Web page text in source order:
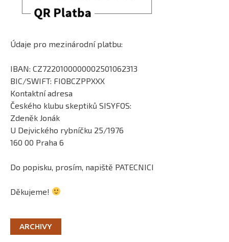
Údaje pro mezinárodní platbu:
IBAN: CZ7220100000002501062313
BIC/SWIFT: FIOBCZPPXXX
Kontaktní adresa
Českého klubu skeptiků SISYFOS:
Zdeněk Jonák
U Dejvického rybníčku 25/1976
160 00 Praha 6
Do popisku, prosím, napiště PATECNICI
Děkujeme!
ARCHIVY